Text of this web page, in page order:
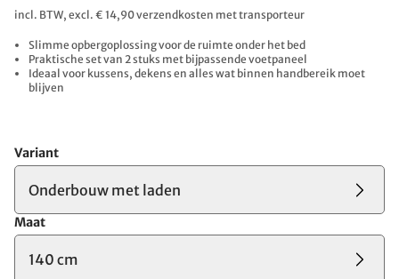
incl. BTW, excl. € 14,90 verzendkosten met transporteur
Slimme opbergoplossing voor de ruimte onder het bed
Praktische set van 2 stuks met bijpassende voetpaneel
Ideaal voor kussens, dekens en alles wat binnen handbereik moet
blijven
Variant
Onderbouw met laden
Maat
140 cm